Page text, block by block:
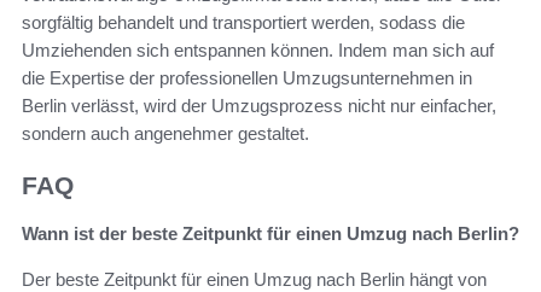
sorgfältig behandelt und transportiert werden, sodass die
Umziehenden sich entspannen können. Indem man sich auf
die Expertise der professionellen Umzugsunternehmen in
Berlin verlässt, wird der Umzugsprozess nicht nur einfacher,
sondern auch angenehmer gestaltet.
FAQ
Wann ist der beste Zeitpunkt für einen Umzug nach Berlin?
Der beste Zeitpunkt für einen Umzug nach Berlin hängt von